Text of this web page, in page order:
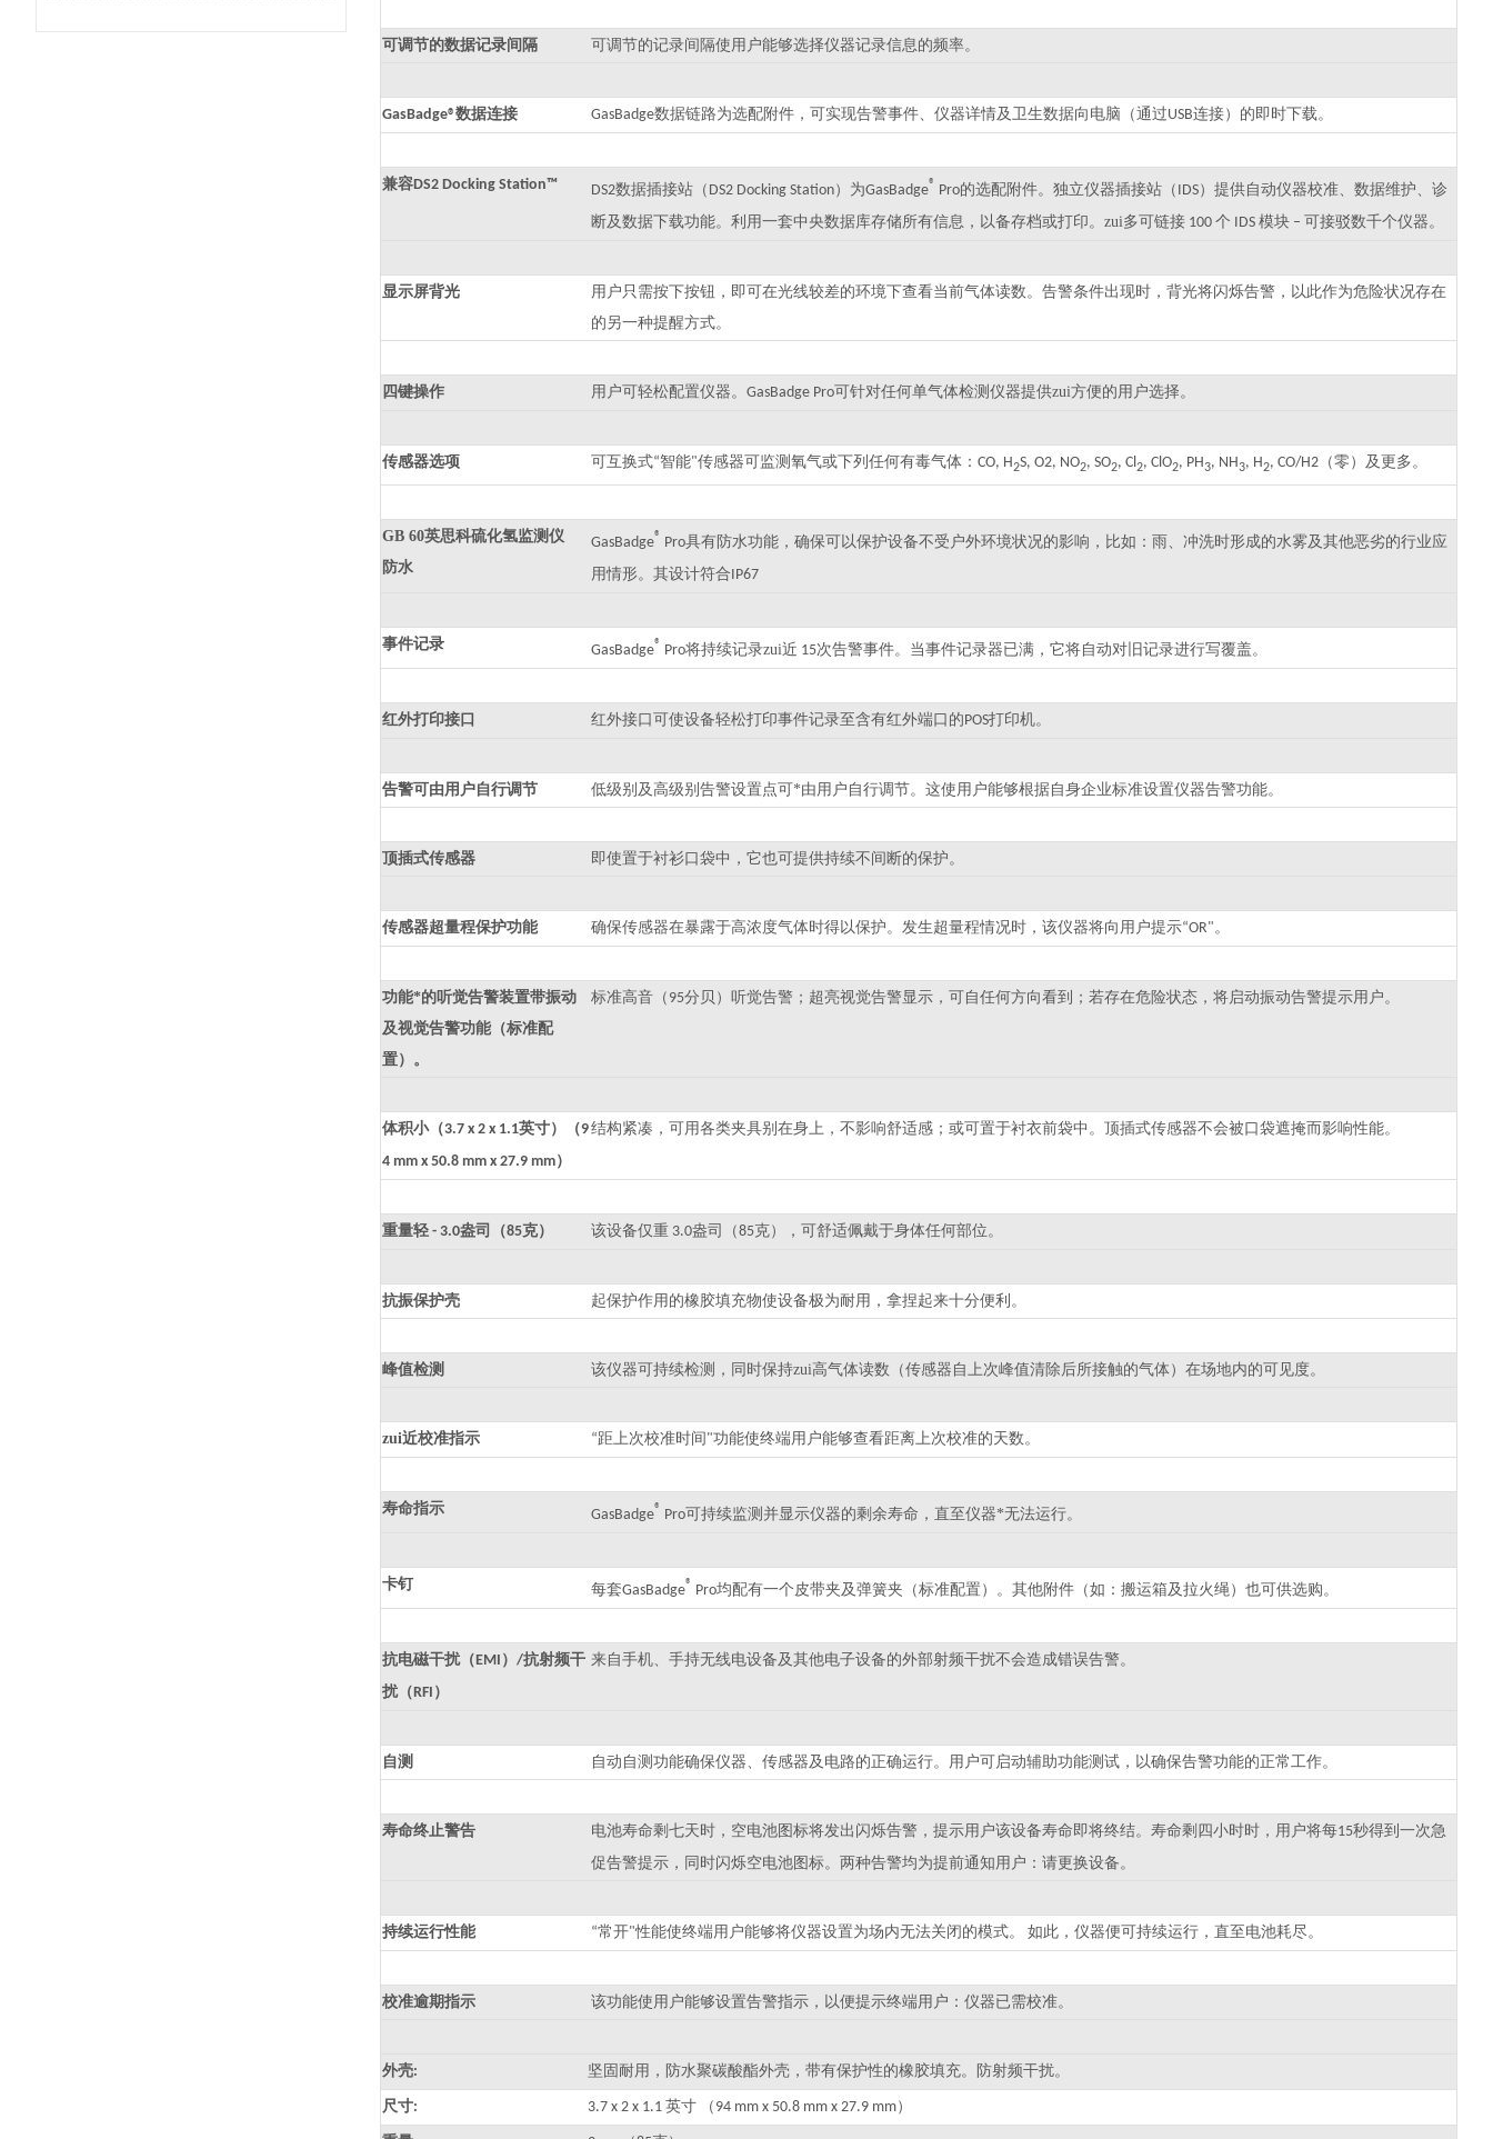
可调节的数据记录间隔 可调节的记录间隔使用户能够选择仪器记录信息的频率。
GasBadge®数据连接 GasBadge数据链路为选配附件，可实现告警事件、仪器详情及卫生数据向电脑（通过USB连接）的即时下载。
兼容DS2 Docking Station™ DS2数据插接站（ DS2 Docking Station）为GasBadge® Pro的选配附件。独立仪器插接站（ IDS）提供自动仪器校准、数据维护、诊
断及数据下载功能。利用一套中央数据库存储所有信息，以备存档或打印。zui多可链接 100 个 IDS 模块 – 可接驳数千个仪器。
显示屏背光
用户只需按下按钮，即可在光线较差的环境下查看当前气体读数。告警条件出现时，背光将闪烁告警，以此作为危险状况存在
的另一种提醒方式。
四键操作 用户可轻松配置仪器。 GasBadge Pro可针对任何单气体检测仪器提供zui方便的用户选择。
传感器选项 可互换式“智能"传感器可监测氧气或下列任何有毒气体： CO, H2S, O2, NO2, SO2, Cl2, ClO2, PH3, NH3, H2, CO/H2 （零）及更多。
GB 60英思科硫化氢监测仪
防水
GasBadge® Pro具有防水功能，确保可以保护设备不受户外环境状况的影响，比如：雨、冲洗时形成的水雾及其他恶劣的行业应
用情形。其设计符合IP67
事件记录 GasBadge® Pro将持续记录zui近 15次告警事件。当事件记录器已满，它将自动对旧记录进行写覆盖。
红外打印接口 红外接口可使设备轻松打印事件记录至含有红外端口的POS打印机。
告警可由用户自行调节 低级别及高级别告警设置点可*由用户自行调节。这使用户能够根据自身企业标准设置仪器告警功能。
顶插式传感器 即使置于衬衫口袋中，它也可提供持续不间断的保护。
传感器超量程保护功能 确保传感器在暴露于高浓度气体时得以保护。发生超量程情况时，该仪器将向用户提示“OR"。
功能*的听觉告警装置带振动
及视觉告警功能（标准配
置）。
标准高音（ 95分贝）听觉告警；超亮视觉告警显示，可自任何方向看到；若存在危险状态，将启动振动告警提示用户。
体积小（3.7 x 2 x 1.1英寸）（9
4 mm x 50.8 mm x 27.9 mm）
结构紧凑，可用各类夹具别在身上，不影响舒适感；或可置于衬衣前袋中。顶插式传感器不会被口袋遮掩而影响性能。
重量轻 - 3.0盎司（85克） 该设备仅重 3.0盎司（85克），可舒适佩戴于身体任何部位。
抗振保护壳 起保护作用的橡胶填充物使设备极为耐用，拿捏起来十分便利。
峰值检测 该仪器可持续检测，同时保持zui高气体读数（传感器自上次峰值清除后所接触的气体）在场地内的可见度。
zui近校准指示 “距上次校准时间 "功能使终端用户能够查看距离上次校准的天数。
寿命指示 GasBadge® Pro可持续监测并显示仪器的剩余寿命，直至仪器*无法运行。
卡钉 每套GasBadge® Pro均配有一个皮带夹及弹簧夹（标准配置）。其他附件（如：搬运箱及拉火绳）也可供选购。
抗电磁干扰（EMI ） /抗射频干
扰（RFI ）
来自手机、手持无线电设备及其他电子设备的外部射频干扰不会造成错误告警。
自测 自动自测功能确保仪器、传感器及电路的正确运行。用户可启动辅助功能测试，以确保告警功能的正常工作。
寿命终止警告 电池寿命剩七天时，空电池图标将发出闪烁告警，提示用户该设备寿命即将终结。寿命剩四小时时，用户将每15秒得到一次急
促告警提示，同时闪烁空电池图标。两种告警均为提前通知用户：请更换设备。
持续运行性能 “常开"性能使终端用户能够将仪器设置为场内无法关闭的模式。 如此，仪器便可持续运行，直至电池耗尽。
校准逾期指示 该功能使用户能够设置告警指示，以便提示终端用户：仪器已需校准。
外壳: 坚固耐用，防水聚碳酸酯外壳，带有保护性的橡胶填充。防射频干扰。
尺寸: 3.7 x 2 x 1.1 英寸 （94 mm x 50.8 mm x 27.9 mm）